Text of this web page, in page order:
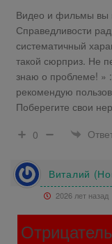
Видео и фильмы вы
Справедливости
систематичный
такой сюрприз. Не
знаю о проблеме! »
рекомендую
Поберегите свои
0
Виталий
2026 лет назад